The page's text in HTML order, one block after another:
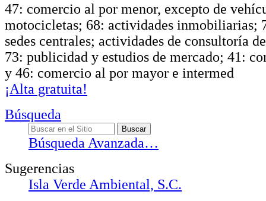
47: comercio al por menor, excepto de
motocicletas; 68: actividades inmobiliarias;
sedes centrales; actividades de consultoría
73: publicidad y estudios de mercado; 41:
y 46: comercio al por mayor e intermed
¡Alta gratuita!
Búsqueda
Búsqueda Avanzada…
Sugerencias
Isla Verde Ambiental, S.C.